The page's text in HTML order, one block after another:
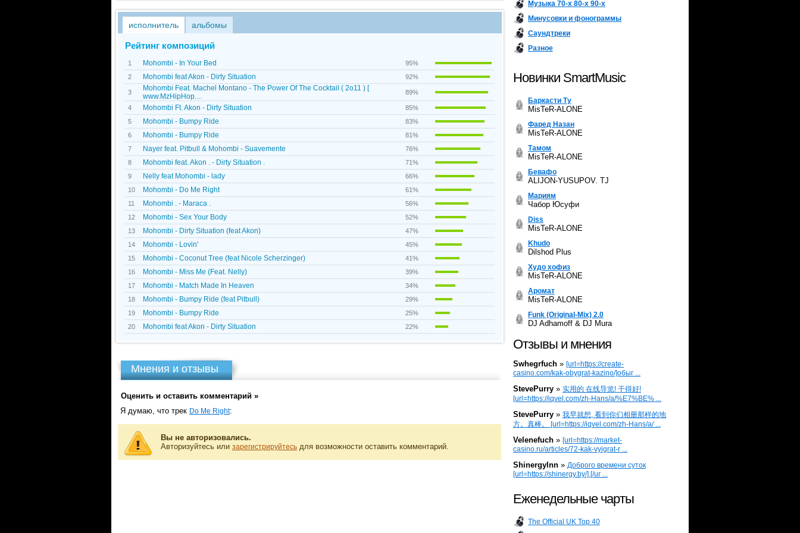
исполнитель альбомы
Рейтинг композиций
1 Mohombi - In Your Bed
95%
2
Mohombi feat Akon - Dirty Situation 92%
3
Mohombi Feat. Machel Montano - The Power Of The Cocktail ( 2o11 ) [
www.MzHipHop....
89%
4 Mohombi Ft. Akon - Dirty Situation
85%
5
Mohombi - Bumpy Ride
83%
6
Mohombi - Bumpy Ride
81%
7
Nayer feat. Pitbull & Mohombi - Suavemente
76%
8
Mohombi feat. Akon . - Dirty Situation .
71%
9
Nelly feat Mohombi - lady
66%
10
Mohombi - Do Me Right
61%
11
Mohombi . - Maraca .
56%
12
Mohombi - Sex Your Body
52%
13
Mohombi - Dirty Situation (feat Akon)
47%
14
Mohombi - Lovin'
45%
15
Mohombi - Coconut Tree (feat Nicole Scherzinger)
41%
16
Mohombi - Miss Me (Feat. Nelly)
39%
17
Mohombi - Match Made In Heaven
34%
18
Mohombi - Bumpy Ride (feat Pitbull)
29%
19
Mohombi - Bumpy Ride
25%
20
Mohombi feat Akon - Dirty Situation 22%
Мнения и отзывы
Оценить и оставить комментарий »
Я думаю, что трек Do Me Right:
Вы не авторизовались.
Авторизуйтесь или зарегистрируйтесь для возможности оставить комментарий.
Музыка 70-х 80-х 90-х
Минусовки и фонограммы
Саундтреки
Разное
Новинки SmartMusic
Баркасти Ту
MisTeR-ALONE
Фаред Назан
MisTeR-ALONE
Тамом
MisTeR-ALONE
Бевафо
ALIJON-YUSUPOV. TJ
Мариям
Чабор Юсуфи
Diss
MisTeR-ALONE
Khudo
Dilshod Plus
Худо хофиз
MisTeR-ALONE
Аромат
MisTeR-ALONE
Funk (Original-Mix) 2.0
DJ Adhamoff & DJ Mura
Отзывы и мнения
Swhegrfuch » [url=https://create-
casino.com/kak-obygrat-kazino/]обыг ...
StevePurry » 实用的 在线导览! 干得好!
[url=https://iqvel.com/zh-Hans/a/%E7%BE% ...
StevePurry » 我早就想, 看到你们相册那样的地
方。真棒。 [url=https://iqvel.com/zh-Hans/a/ ...
Velenefuch » [url=https://market-
casino.ru/articles/72-kak-vyigrat-r ...
Shinergylnn » Доброго времени суток
[url=https://shinergy.by/].[/ur ...
Еженедельные чарты
The Official UK Top 40